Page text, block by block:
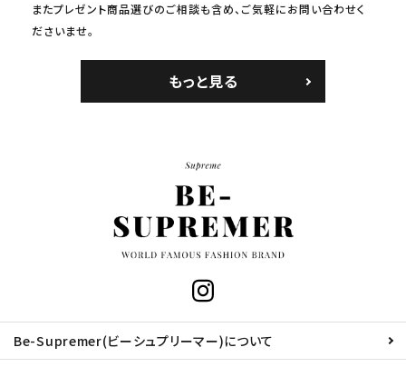
またプレゼント商品選びのご相談も含め、ご気軽にお問い合わせく
ださいませ。
もっと見る
Be-Supremer(ビーシュプリーマー)について